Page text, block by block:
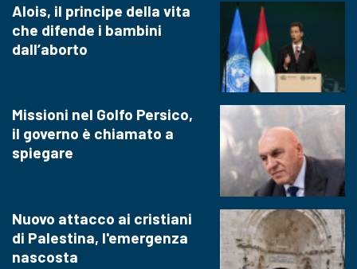
Alois, il principe della vita
che difende i bambini
dall’aborto
Missioni nel Golfo Persico,
il governo è chiamato a
spiegare
Nuovo attacco ai cristiani
di Palestina, l'emergenza
nascosta